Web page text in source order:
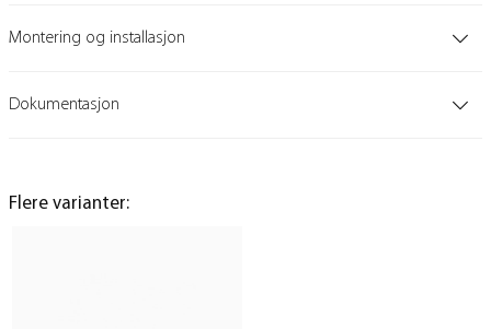
Montering og installasjon
Dokumentasjon
Flere varianter: